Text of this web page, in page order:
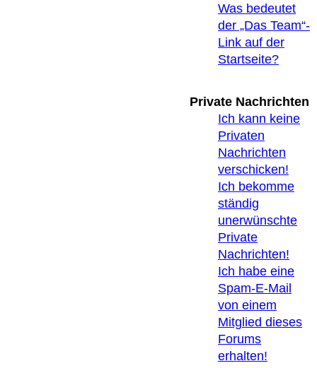
Was bedeutet
der „Das Team“-
Link auf der
Startseite?
Private Nachrichten
Ich kann keine
Privaten
Nachrichten
verschicken!
Ich bekomme
ständig
unerwünschte
Private
Nachrichten!
Ich habe eine
Spam-E-Mail
von einem
Mitglied dieses
Forums
erhalten!